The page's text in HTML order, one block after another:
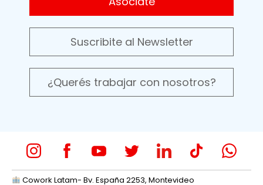
Suscribite al Newsletter
¿Querés trabajar con nosotros?
Cowork Latam- Bv. España 2253, Montevideo